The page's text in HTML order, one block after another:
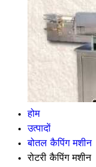
होम
उत्पादों
बोतल कैपिंग मशीन
रोटरी कैपिंग मशीन